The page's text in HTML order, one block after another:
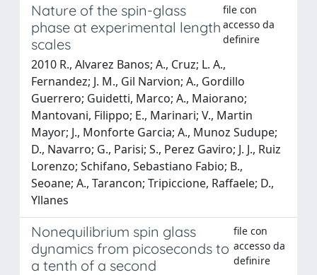
Nature of the spin-glass
phase at experimental length
scales
file con
accesso da
definire
2010 R., Alvarez Banos; A., Cruz; L. A.,
Fernandez; J. M., Gil Narvion; A., Gordillo
Guerrero; Guidetti, Marco; A., Maiorano;
Mantovani, Filippo; E., Marinari; V., Martin
Mayor; J., Monforte Garcia; A., Munoz Sudupe;
D., Navarro; G., Parisi; S., Perez Gaviro; J. J., Ruiz
Lorenzo; Schifano, Sebastiano Fabio; B.,
Seoane; A., Tarancon; Tripiccione, Raffaele; D.,
Yllanes
Nonequilibrium spin glass
dynamics from picoseconds to
a tenth of a second
file con
accesso da
definire